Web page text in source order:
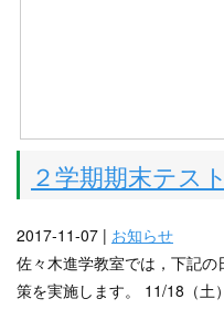
２学期期末テス
2017-11-07 | お知らせ
佐々木進学教室では，下記
策を実施します。 11/18（土